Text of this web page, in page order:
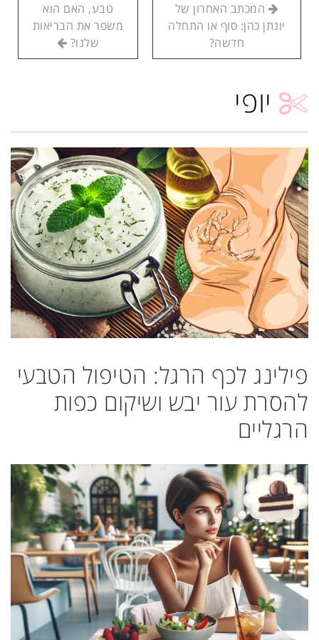
המכתב האחרון של
יונתן כהן: סוף או התחלה
חדשה?
טבע, האם הוא
משפר את הבריאות
שלנו?
יופי
פילינג לכף הרגל: הטיפול הטבעי
להסרת עור יבש ושיקום כפות
הרגליים